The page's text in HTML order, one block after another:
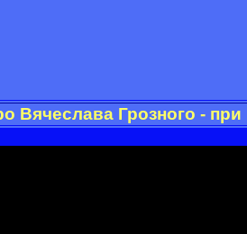
Вячеслава Грозного -